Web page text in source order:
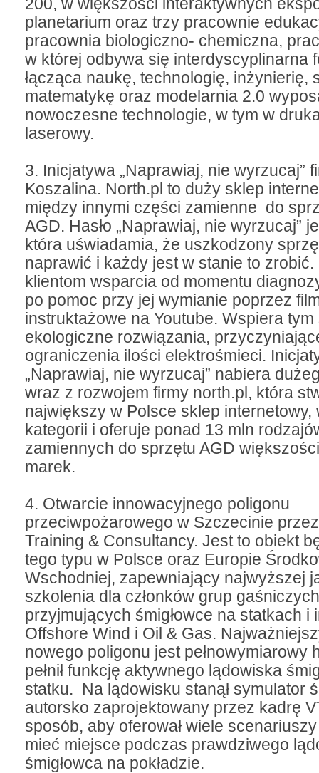
planetarium oraz trzy pracownie
pracownia biologiczno- chemiczna,
w której odbywa się interdyscyplinarna
łącząca naukę, technologię, inżynierię,
matematykę oraz modelarnia 2.0
nowoczesne technologie, w tym w
laserowy.
3. Inicjatywa „Naprawiaj, nie wyrzucaj”
Koszalina. North.pl to duży sklep
między innymi części zamienne do
AGD. Hasło „Naprawiaj, nie wyrzucaj”
która uświadamia, że uszkodzony
naprawić i każdy jest w stanie to
klientom wsparcia od momentu
po pomoc przy jej wymianie poprzez
instruktażowe na Youtube. Wspiera tym
ekologiczne rozwiązania,
ograniczenia ilości elektrośmieci.
„Naprawiaj, nie wyrzucaj” nabiera
wraz z rozwojem firmy north.pl, która
największy w Polsce sklep internetowy,
kategorii i oferuje ponad 13 mln
zamiennych do sprzętu AGD
marek.
4. Otwarcie innowacyjnego poligonu
przeciwpożarowego w Szczecinie
Training & Consultancy. Jest to obiekt
tego typu w Polsce oraz Europie
Wschodniej, zapewniający najwyższej
szkolenia dla członków grup
przyjmujących śmigłowce na statkach i
Offshore Wind i Oil & Gas.
nowego poligonu jest pełnowymiarowy
pełnił funkcję aktywnego lądowiska
statku. Na lądowisku stanął symulator
autorsko zaprojektowany przez kadrę
sposób, aby oferował wiele
mieć miejsce podczas prawdziwego
śmigłowca na pokładzie.